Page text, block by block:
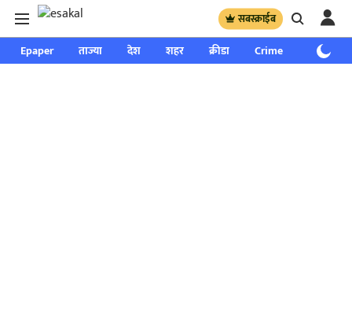
सबस्क्राईब
Epaper ताज्या देश शहर क्रीडा Crime साप्ताहिक